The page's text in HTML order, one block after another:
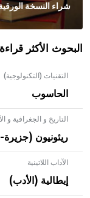
شراء النسخة
البحوث الأكثر قراءة
التقنيات (التكنولوجية)
الحاسوب
التاريخ و الجغرافية و
ريئونيون
الآداب اللاتينية
إيطالية (الأدب)